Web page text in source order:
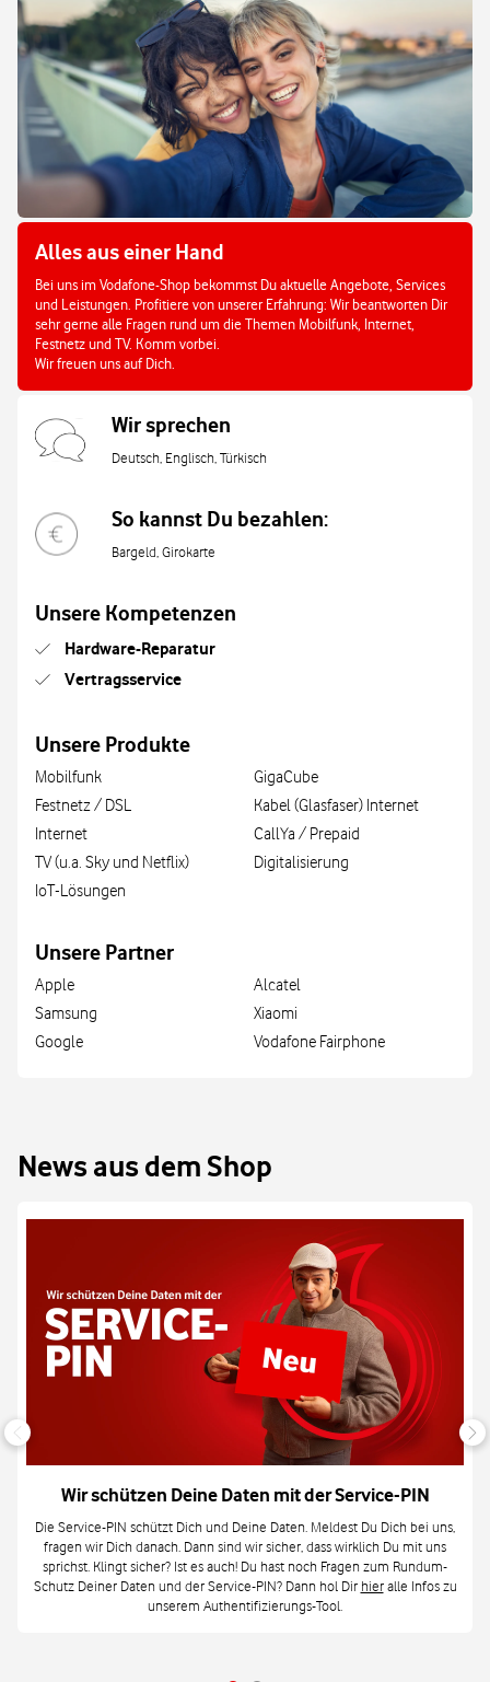
Alles aus einer Hand
Bei uns im Vodafone-Shop bekommst Du aktuelle Angebote, Services
und Leistungen. Profitiere von unserer Erfahrung: Wir beantworten Dir
sehr gerne alle Fragen rund um die Themen Mobilfunk, Internet,
Festnetz und TV. Komm vorbei.
Wir freuen uns auf Dich.
Wir sprechen
Deutsch, Englisch, Türkisch
So kannst Du bezahlen:
Bargeld, Girokarte
Unsere Kompetenzen
Hardware-Reparatur
Vertragsservice
Unsere Produkte
Mobilfunk
Festnetz / DSL
Internet
TV (u.a. Sky und Netflix)
IoT-Lösungen
GigaCube
Kabel (Glasfaser) Internet
CallYa / Prepaid
Digitalisierung
Unsere Partner
Apple
Samsung
Google
Alcatel
Xiaomi
Vodafone Fairphone
News aus dem Shop
Wir schützen Deine Daten mit der Service-PIN
Die Service-PIN schützt Dich und Deine Daten. Meldest Du Dich bei uns,
fragen wir Dich danach. Dann sind wir sicher, dass wirklich Du mit uns
sprichst. Klingt sicher? Ist es auch! Du hast noch Fragen zum Rundum-
Schutz Deiner Daten und der Service-PIN? Dann hol Dir hieralle Infos zu
unserem Authentifizierungs-Tool.